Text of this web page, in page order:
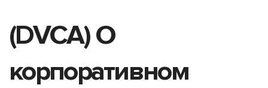
(DVCA) О
корпоративном